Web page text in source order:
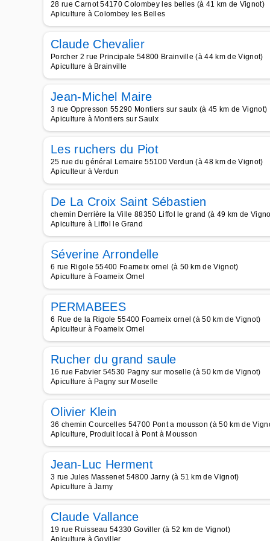
28 rue Carnot 54170 Colombey les belles (à 41 km de Vignot)
Apiculture à Colombey les Belles
Claude Chevalier
Porcher 2 rue Principale 54800 Brainville (à 44 km de Vignot)
Apiculture à Brainville
Jean-Michel Maire
3 rue Oppresson 55290 Montiers sur saulx (à 45 km de Vignot)
Apiculture à Montiers sur Saulx
Les ruchers du Piot
25 rue du général Lemaire 55100 Verdun (à 48 km de Vignot)
Apiculteur à Verdun
De La Croix Saint Sébastien
chemin Derrière la Ville 88350 Liffol le grand (à 49 km de
Apiculture à Liffol le Grand
Séverine Arrondelle
6 rue Rigole 55400 Foameix ornel (à 50 km de Vignot)
Apiculture à Foameix Ornel
PERMABEES
6 Rue de la Rigole 55400 Foameix ornel (à 50 km de Vignot)
Apiculteur à Foameix Ornel
Rucher du grand saule
16 rue Fabvier 54530 Pagny sur moselle (à 50 km de Vignot)
Apiculture à Pagny sur Moselle
Olivier Klein
36 chemin Courcelles 54700 Pont a mousson (à 50 km de
Apiculture, Produit local à Pont à Mousson
Jean-Luc Herment
3 rue Jules Massenet 54800 Jarny (à 51 km de Vignot)
Apiculture à Jarny
Claude Vallance
19 rue Ruisseau 54330 Goviller (à 52 km de Vignot)
Apiculture à Goviller